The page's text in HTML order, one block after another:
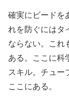
確実にビードを
れを防ぐにはタ
ならない。これ
ある。ここに科
スキル。チュー
ここにある。